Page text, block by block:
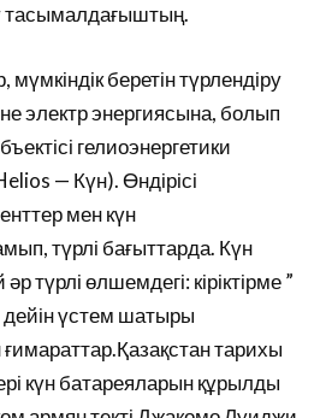
беретін түрлендіру
электр энергиясына, болып
гелиоэнергетики
— Күн). Өндірісі
мен күн
түрлі бағыттарда. Күн
түрлі өлшемдегі: кіріктірме ”
үстем шатыры
тарихы
күн батареяларын құрылды